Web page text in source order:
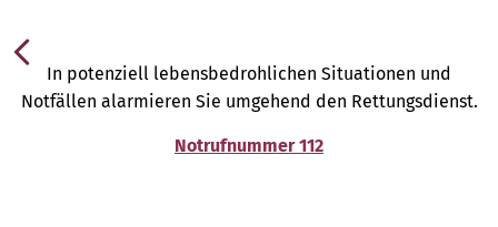
In potenziell lebensbedrohlichen Situationen und
Notfällen alarmieren Sie umgehend den Rettungsdienst.
Notrufnummer 112